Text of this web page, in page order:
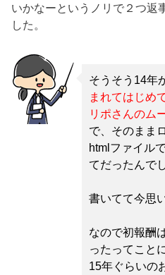
いかなーというノリで２つ返
した。
そうそう14年
まれてはじめ
リポさんのム
で、そのまま
htmlファイル
てだったんで
書いてて今思
なので初報酬
ったってこと
15年ぐらいの